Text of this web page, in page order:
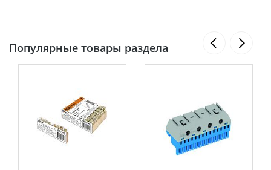
Популярные товары раздела